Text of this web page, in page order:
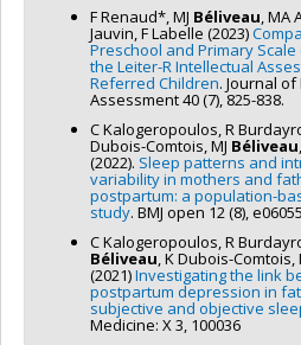
F Renaud*, MJ Béliveau, MA
Jauvin, F Labelle (2023)
Preschool and Primary
the Leiter-R Intellectual
Referred Children. Journal
Assessment 40 (7), 825-838.
C Kalogeropoulos, R
Dubois-Comtois, MJ Béliveau
(2022). Sleep patterns and
variability in mothers and
postpartum: a population-
study. BMJ open 12 (8),
C Kalogeropoulos, R
Béliveau, K Dubois-
(2021)Investigating the link
postpartum depression in
subjective and objective
Medicine: X 3, 100036